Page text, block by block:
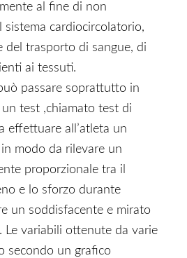
al fine di non
sistema cardiocircolatorio,
del trasporto di sangue, di
ai tessuti.
passare soprattutto in
test ,chiamato test di
effettuare all’atleta un
modo da rilevare un
proporzionale tra il
e lo sforzo durante
un soddisfacente e mirato
Le variabili ottenute da varie
secondo un grafico